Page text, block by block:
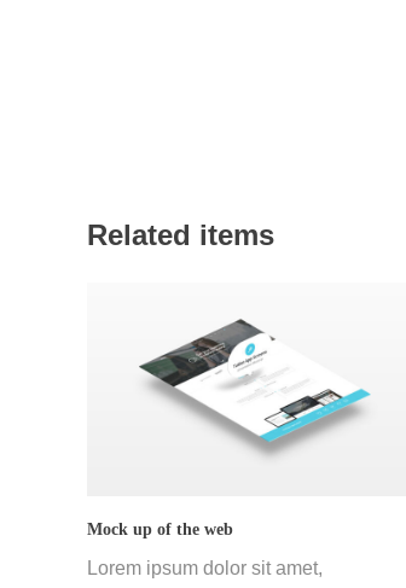
Related items
Mock up of the web
Lorem ipsum dolor sit amet,